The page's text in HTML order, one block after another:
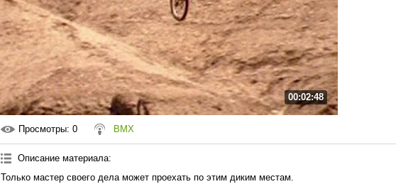
00:02:48
Просмотры: 0 BMX
Описание материала:
Только мастер своего дела может проехать по этим диким местам.